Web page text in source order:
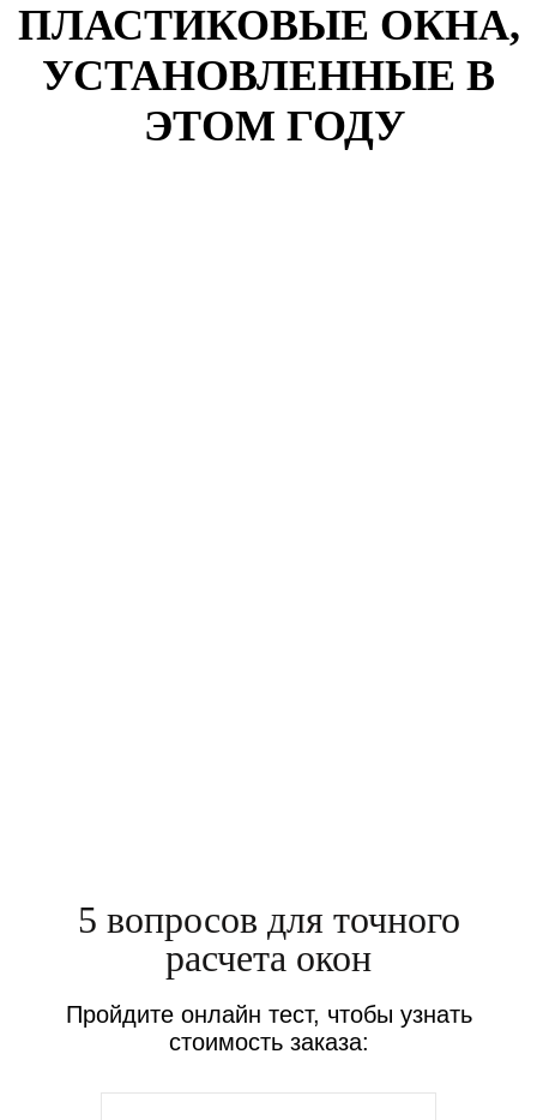
ПЛАСТИКОВЫЕ ОКНА,
УСТАНОВЛЕННЫЕ В
ЭТОМ ГОДУ
5 вопросов для точного
расчета окон
Пройдите онлайн тест, чтобы узнать
стоимость заказа: